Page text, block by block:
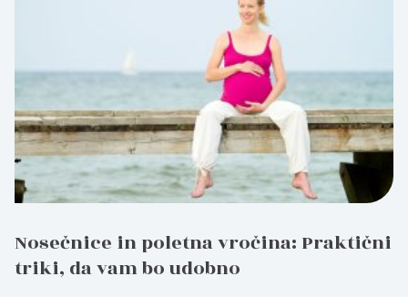
Nosečnice in poletna vročina: Praktični
triki, da vam bo udobno